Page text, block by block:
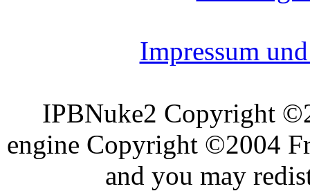
Impressum
IPBNuke2 Copyright
engine Copyright ©2004
and you may